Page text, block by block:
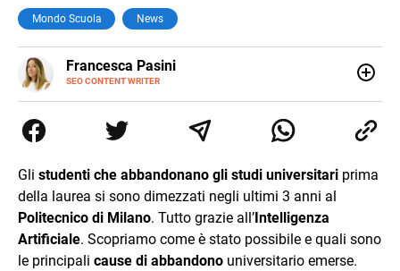
Mondo Scuola News
Francesca Pasini
SEO CONTENT WRITER
E-
MAIL
le diverse sfumature dell'informazione e quelle storie di
vita che parlano di luoghi, viaggi unici, cultura e lifestyle,
Gli studenti che abbandonano gli studi universitari prima
della laurea si sono dimezzati negli ultimi 3 anni al
Politecnico di Milano. Tutto grazie all’Intelligenza
Artificiale. Scopriamo come è stato possibile e quali sono
le principali cause di abbandono universitario emerse.